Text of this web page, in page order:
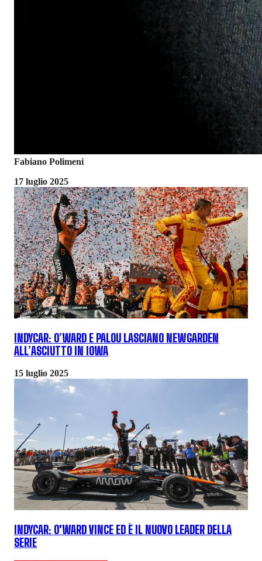
Fabiano Polimeni
17 luglio 2025
INDYCAR: O’WARD E PALOU LASCIANO NEWGARDEN
ALL’ASCIUTTO IN IOWA
15 luglio 2025
INDYCAR: O'WARD VINCE ED È IL NUOVO LEADER DELLA
SERIE